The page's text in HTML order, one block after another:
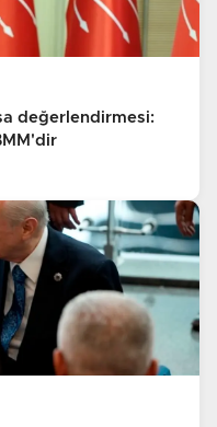
değerlendirmesi: